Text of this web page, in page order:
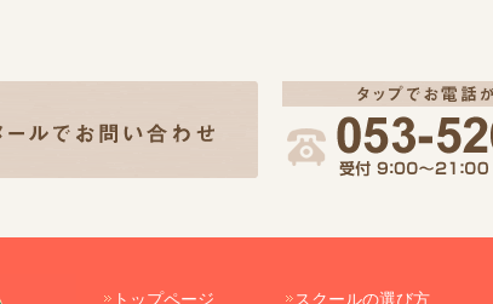
トップページ
スクールの選び方